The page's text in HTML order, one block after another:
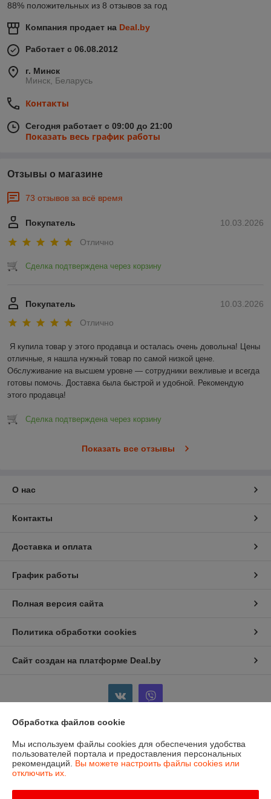
88% положительных из 8 отзывов за год
Компания продает на Deal.by
Работает с 06.08.2012
г. Минск
Минск, Беларусь
Контакты
Сегодня работает с 09:00 до 21:00
Показать весь график работы
Отзывы о магазине
73 отзывов за всё время
10.03.2026
Покупатель
Отлично
Сделка подтверждена через корзину
10.03.2026
Покупатель
Отлично
Я купила товар у этого продавца и осталась очень довольна! Цены
отличные, я нашла нужный товар по самой низкой цене.
Обслуживание на высшем уровне — сотрудники вежливые и всегда
готовы помочь. Доставка была быстрой и удобной. Рекомендую
этого продавца!
Сделка подтверждена через корзину
Показать все отзывы
О нас
Контакты
Доставка и оплата
График работы
Полная версия сайта
Политика обработки cookies
Сайт создан на платформе Deal.by
Информация для покупателя
Индивидуальный предприниматель:ИП Бойков Сергей Евгеньевич
Гродненская область, г.Лида, пр-т Победы, 1-8
Регистрационный номер ЕГР: 591354369
Обработка файлов cookie
Мы используем файлы cookies для обеспечения удобства
пользователей портала и предоставления персональных
рекомендаций. Вы можете настроить файлы cookies или
отключить их.